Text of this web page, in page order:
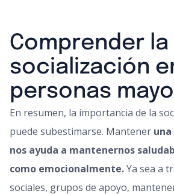
Comprender la
socialización
personas
En resumen, la importancia de la
puede subestimarse. Mantener
nos ayuda a mantenernos
como emocionalmente.Ya sea a
sociales, grupos de apoyo,